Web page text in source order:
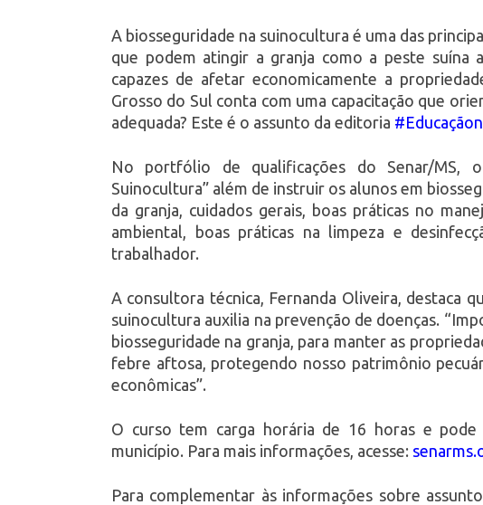
A biosseguridade na suinocultura é uma das
que podem atingir a granja como a peste suína
capazes de afetar economicamente a
Grosso do Sul conta com uma capacitação que
adequada? Este é o assunto da editoria
No portfólio de qualificações do Senar/MS,
Suinocultura” além de instruir os alunos em
da granja, cuidados gerais, boas práticas no
ambiental, boas práticas na limpeza e
trabalhador.
A consultora técnica, Fernanda Oliveira, destaca
suinocultura auxilia na prevenção de doenças.
biosseguridade na granja, para manter as
febre aftosa, protegendo nosso patrimônio
econômicas”.
O curso tem carga horária de 16 horas e
município. Para mais informações, acesse:
Para complementar às informações sobre